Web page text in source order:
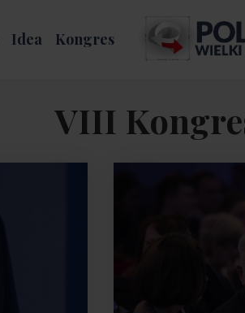
Idea Kongres
VIII